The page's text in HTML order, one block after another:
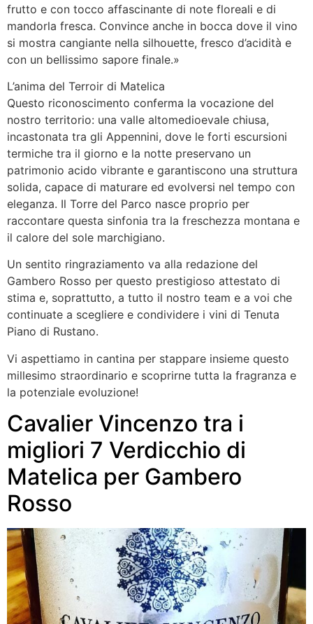
frutto e con tocco affascinante di note floreali e di
mandorla fresca. Convince anche in bocca dove il vino
si mostra cangiante nella silhouette, fresco d’acidità e
con un bellissimo sapore finale.»
L’anima del Terroir di Matelica
Questo riconoscimento conferma la vocazione del
nostro territorio: una valle altomedioevale chiusa,
incastonata tra gli Appennini, dove le forti escursioni
termiche tra il giorno e la notte preservano un
patrimonio acido vibrante e garantiscono una struttura
solida, capace di maturare ed evolversi nel tempo con
eleganza. Il Torre del Parco nasce proprio per
raccontare questa sinfonia tra la freschezza montana e
il calore del sole marchigiano.
Un sentito ringraziamento va alla redazione del
Gambero Rosso per questo prestigioso attestato di
stima e, soprattutto, a tutto il nostro team e a voi che
continuate a scegliere e condividere i vini di Tenuta
Piano di Rustano.
Vi aspettiamo in cantina per stappare insieme questo
millesimo straordinario e scoprirne tutta la fragranza e
la potenziale evoluzione!
Cavalier Vincenzo tra i
migliori 7 Verdicchio di
Matelica per Gambero
Rosso